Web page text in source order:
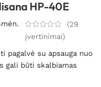
HP-40E
(29
įvertinimai)
pagalvė su apsauga nuo
gali būti skalbiamas